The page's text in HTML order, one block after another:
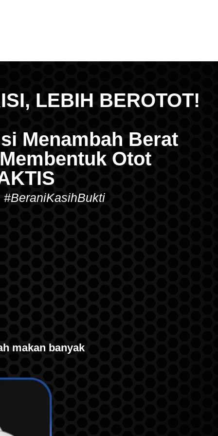
LEBIH BEROTOT!
Menambah Berat
Otot
#BeraniKasihBukti
makan banyak